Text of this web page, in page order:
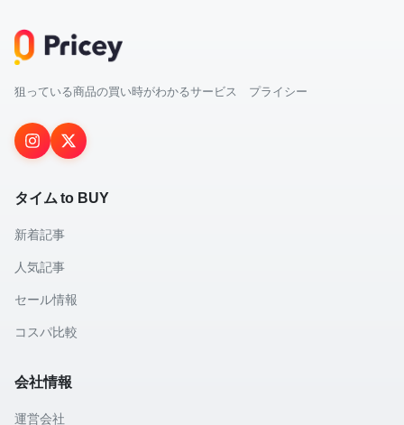
狙っている商品の買い時がわかるサービス プライシー
タイム to BUY
新着記事
人気記事
セール情報
コスパ比較
会社情報
運営会社